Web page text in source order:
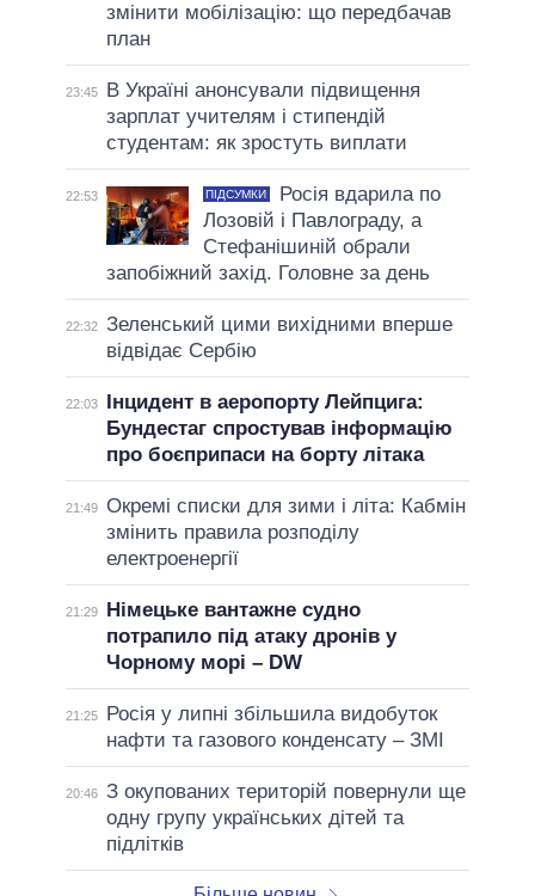
змінити мобілізацію: що передбачав
план
23:45
В Україні анонсували підвищення
зарплат учителям і стипендій
студентам: як зростуть виплати
22:53 ПІДСУМКИ
Росія вдарила по
Лозовій і Павлограду, а
Стефанішиній обрали
запобіжний захід. Головне за день
22:32 Зеленський цими вихідними вперше
відвідає Сербію
22:03
Інцидент в аеропорту Лейпцига:
Бундестаг спростував інформацію
про боєприпаси на борту літака
21:49 Окремі списки для зими і літа: Кабмін
змінить правила розподілу
електроенергії
21:29
Німецьке вантажне судно
потрапило під атаку дронів у
Чорному морі – DW
21:25
Росія у липні збільшила видобуток
нафти та газового конденсату – ЗМІ
20:46 З окупованих територій повернули ще
одну групу українських дітей та
підлітків